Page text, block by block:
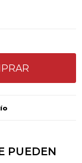
PUEDEN